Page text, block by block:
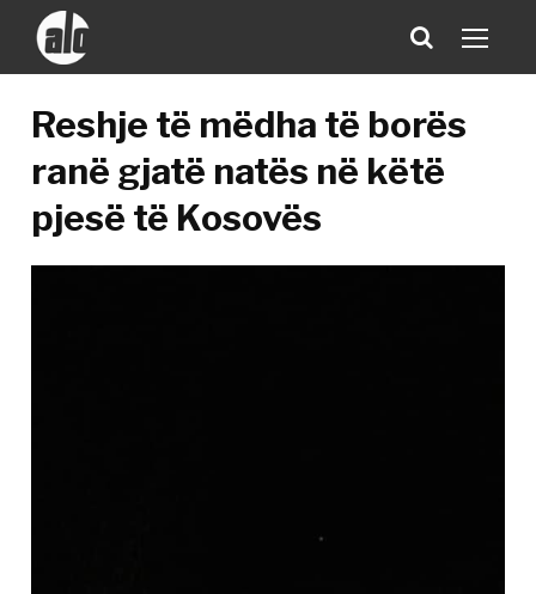
Reshje të mëdha të borës
ranë gjatë natës në këtë
pjesë të Kosovës